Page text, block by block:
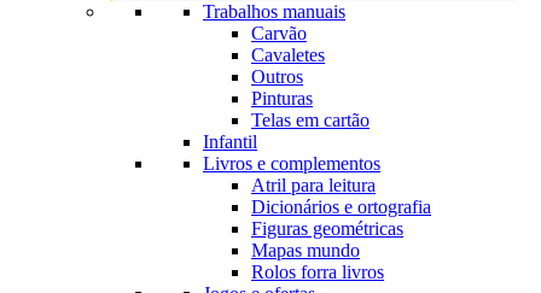
Trabalhos manuais
Carvão
Cavaletes
Outros
Pinturas
Telas em cartão
Infantil
Livros e complementos
Atril para leitura
Dicionários e ortografia
Figuras geométricas
Mapas mundo
Rolos forra livros